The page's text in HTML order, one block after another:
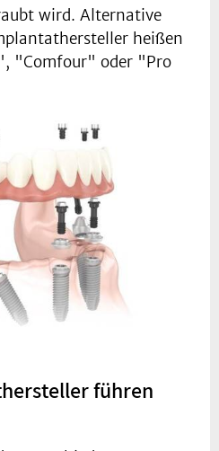
wird. Alternative
heißen
"Comfour" oder "Pro
führen